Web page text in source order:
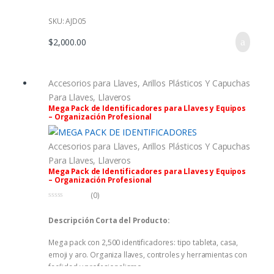
SKU: AJD05
$2,000.00
Accesorios para Llaves, Arillos Plásticos Y Capuchas
Para Llaves, Llaveros
Mega Pack de Identificadores para Llaves y Equipos
– Organización Profesional
Accesorios para Llaves, Arillos Plásticos Y Capuchas
Para Llaves, Llaveros
Mega Pack de Identificadores para Llaves y Equipos
– Organización Profesional
u
a
e
5
(0)
Descripción Corta del Producto:
Mega pack con 2,500 identificadores: tipo tableta, casa,
emoji y aro. Organiza llaves, controles y herramientas con
facilidad y profesionalismo.